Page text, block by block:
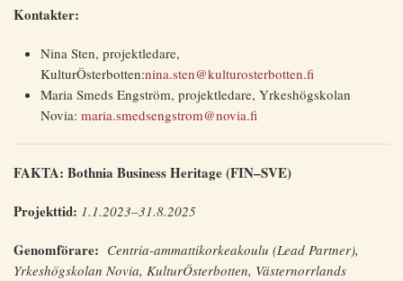
Kontakter:
Nina Sten, projektledare,
KulturÖsterbotten:nina.sten@kulturosterbotten.fi
Maria Smeds Engström, projektledare, Yrkeshögskolan
Novia: maria.smedsengstrom@novia.fi
FAKTA: Bothnia Business Heritage (FIN–SVE)
Projekttid: 1.1.2023–31.8.2025
Genomförare: Centria-ammattikorkeakoulu (Lead Partner),
Yrkeshögskolan Novia, KulturÖsterbotten, Västernorrlands